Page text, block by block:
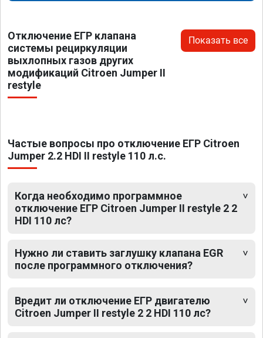
Отключение ЕГР клапана
системы рециркуляции
выхлопных газов других
модификаций Citroen Jumper II
restyle
Показать все
Частые вопросы про отключение ЕГР Citroen
Jumper 2.2 HDI II restyle 110 л.с.
Когда необходимо программное
отключение ЕГР Citroen Jumper II restyle 2 2
HDI 110 лс?
Нужно ли ставить заглушку клапана EGR
после программного отключения?
Вредит ли отключение ЕГР двигателю
Citroen Jumper II restyle 2 2 HDI 110 лс?